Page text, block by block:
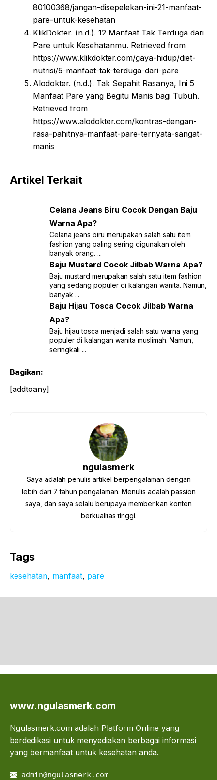
80100368/jangan-disepelekan-ini-21-manfaat-
pare-untuk-kesehatan
KlikDokter. (n.d.). 12 Manfaat Tak Terduga dari
Pare untuk Kesehatanmu. Retrieved from
https://www.klikdokter.com/gaya-hidup/diet-
nutrisi/5-manfaat-tak-terduga-dari-pare
Alodokter. (n.d.). Tak Sepahit Rasanya, Ini 5
Manfaat Pare yang Begitu Manis bagi Tubuh.
Retrieved from
https://www.alodokter.com/kontras-dengan-
rasa-pahitnya-manfaat-pare-ternyata-sangat-
manis
Artikel Terkait
Celana Jeans Biru Cocok Dengan Baju
Warna Apa?
Celana jeans biru merupakan salah satu item
fashion yang paling sering digunakan oleh
banyak orang. ...
Baju Mustard Cocok Jilbab Warna Apa?
Baju mustard merupakan salah satu item fashion
yang sedang populer di kalangan wanita. Namun,
banyak ...
Baju Hijau Tosca Cocok Jilbab Warna
Apa?
Baju hijau tosca menjadi salah satu warna yang
populer di kalangan wanita muslimah. Namun,
seringkali ...
Bagikan:
[addtoany]
ngulasmerk
Saya adalah penulis artikel berpengalaman dengan
lebih dari 7 tahun pengalaman. Menulis adalah passion
saya, dan saya selalu berupaya memberikan konten
berkualitas tinggi.
Tags
kesehatan, manfaat, pare
www.ngulasmerk.com
Ngulasmerk.com adalah Platform Online yang
berdedikasi untuk menyediakan berbagai informasi
yang bermanfaat untuk kesehatan anda.
admin@ngulasmerk.com